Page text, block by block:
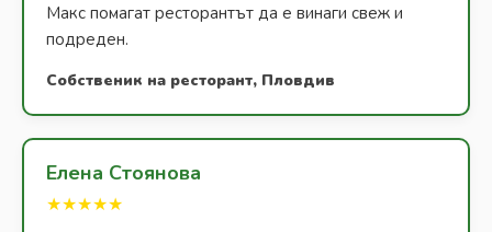
Макс помагат ресторантът да е винаги свеж и
подреден.
Собственик на ресторант, Пловдив
Елена Стоянова
★★★★★